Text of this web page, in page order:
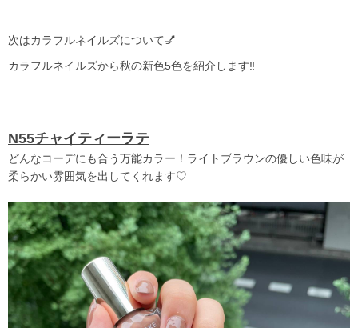
次はカラフルネイルズについて💅
カラフルネイルズから秋の新色5色を紹介します‼️
N55チャイティーラテ
どんなコーデにも合う万能カラー！ライトブラウンの優しい色味が
柔らかい雰囲気を出してくれます♡